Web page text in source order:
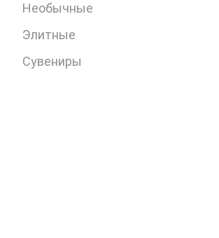
Необычные
Элитные
Сувениры